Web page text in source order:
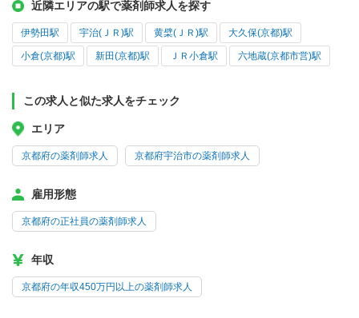
近隣エリアの駅で薬剤師求人を探す
伊勢田駅 宇治(ＪＲ)駅 黄檗(ＪＲ)駅 大久保(京都)駅
小倉(京都)駅 新田(京都)駅 ＪＲ小倉駅 六地蔵(京都市営)駅
この求人と似た求人をチェック
エリア
京都府の薬剤師求人 京都府宇治市の薬剤師求人
雇用形態
京都府の正社員の薬剤師求人
年収
京都府の年収450万円以上の薬剤師求人